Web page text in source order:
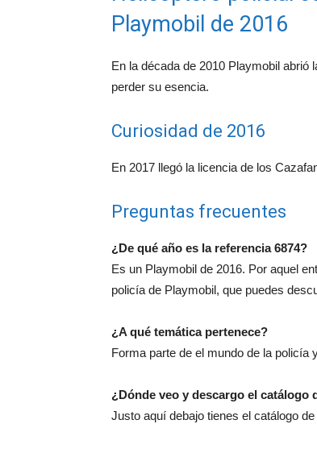
Playmobil de 2016
En la década de 2010 Playmobil
perder su esencia.
Curiosidad de 2016
En 2017 llegó la licencia de los
Preguntas frecuentes
¿De qué año es la referencia 6874?
Es un Playmobil de 2016. Por aquel
policía de Playmobil, que puedes
¿A qué temática pertenece?
Forma parte de el mundo de la policía
¿Dónde veo y descargo el catálogo
Justo aquí debajo tienes el catálogo